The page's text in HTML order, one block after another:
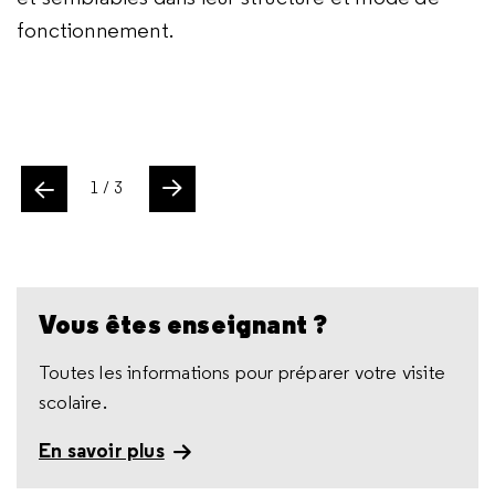
Slide suivant
fonctionnement.
la prise de décision, comment notre cerveau
certaines zones du cerveau...
1 / 3
Vous êtes enseignant ?
Toutes les informations pour préparer votre visite
scolaire.
En savoir plus